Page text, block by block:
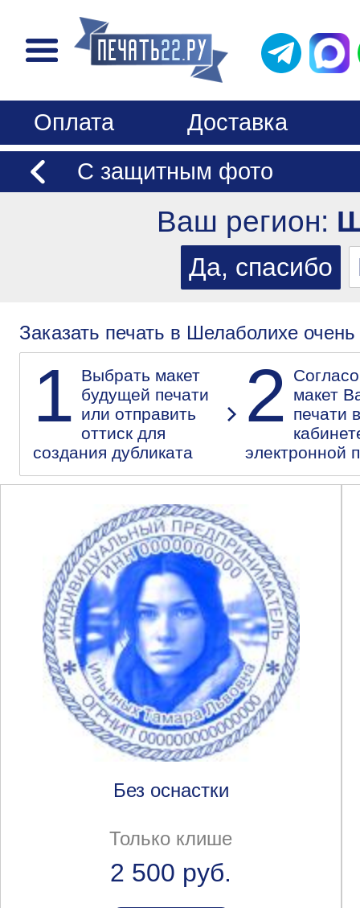
Оплата
Доставка
С защитным фото
Ваш регион:
Заказать печать в Шелаболихе очень
1 Выбрать макет
будущей печати
или отправить
оттиск для
создания дубликата
2
макет
печати
электронной
Без оснастки
Только клише
2 500 руб.